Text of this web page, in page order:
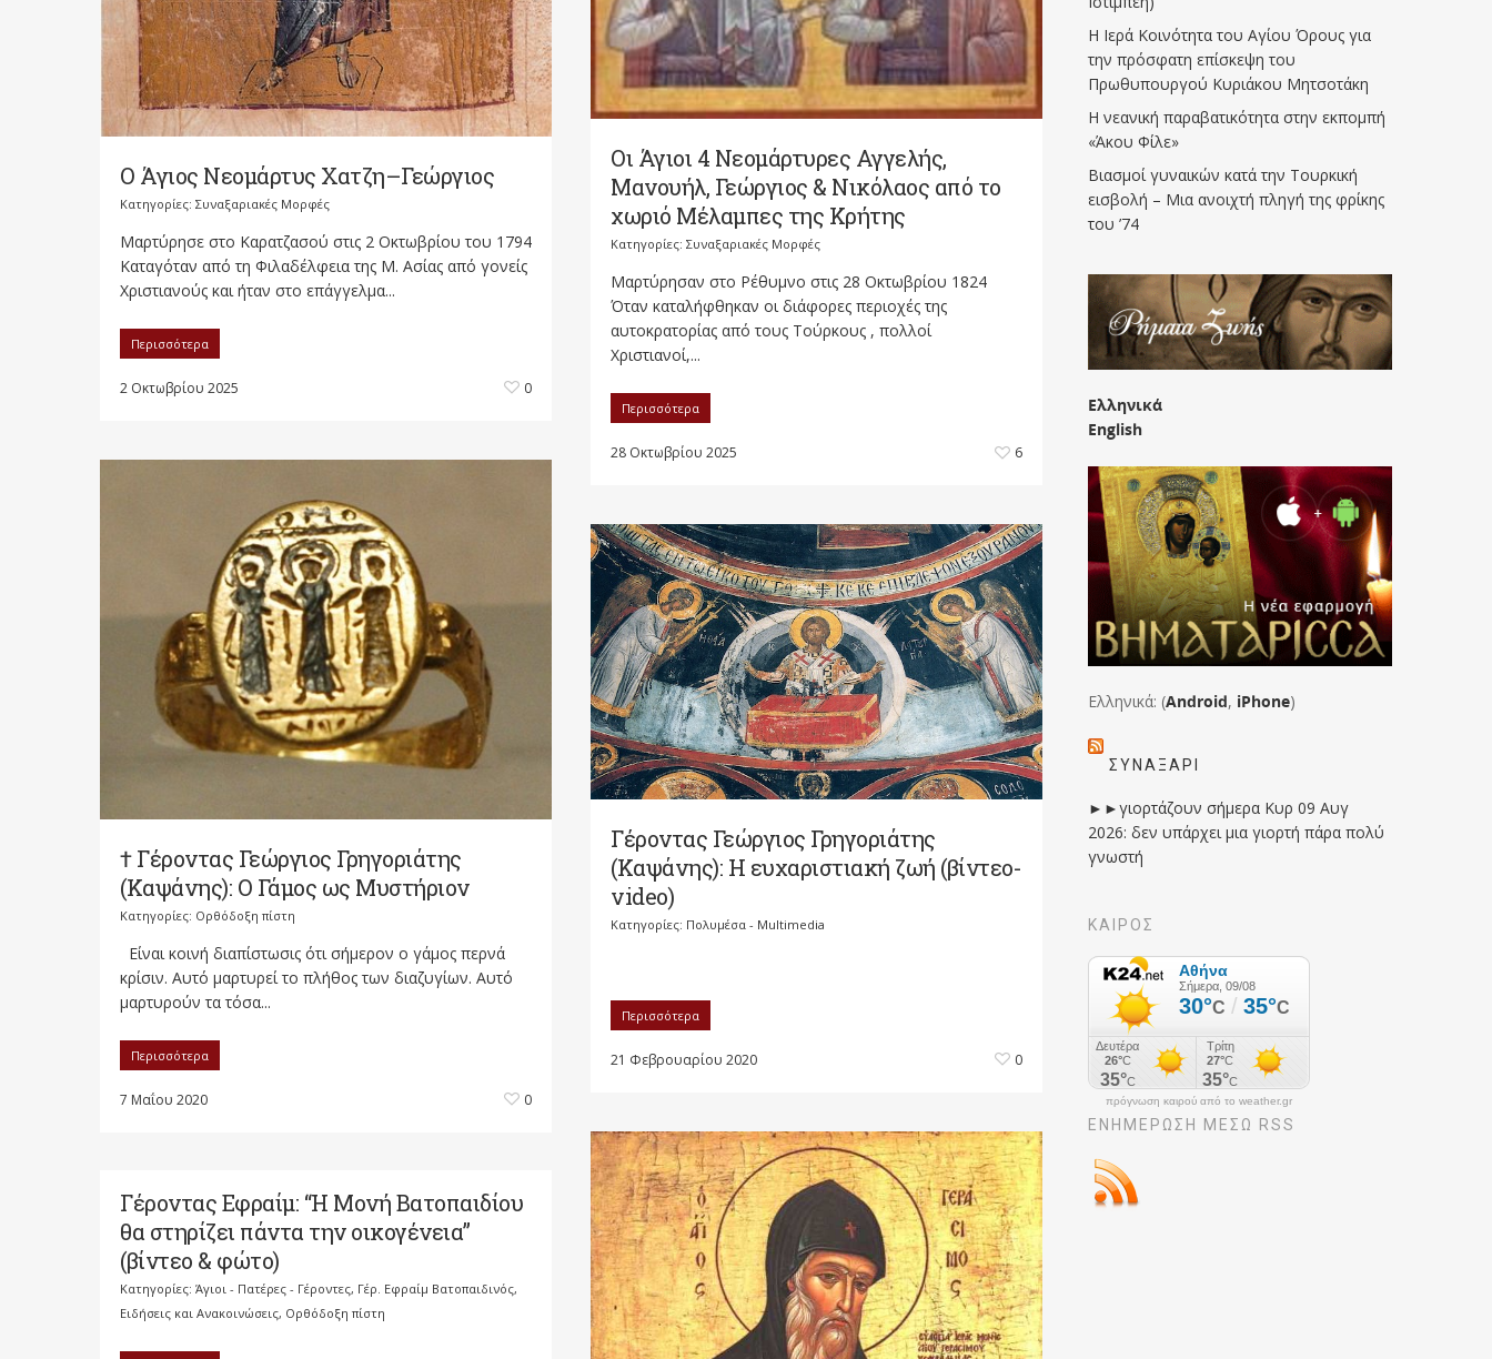
Οι Άγιοι 4 Νεομάρτυρες Αγγελής,
Μανουήλ, Γεώργιος & Νικόλαος από το
χωριό Μέλαμπες της Κρήτης
Κατηγορίες: Συναξαριακές Μορφές
Μαρτύρησαν στο Ρέθυμνο στις 28 Οκτωβρίου 1824
Όταν καταλήφθηκαν οι διάφορες περιοχές της
αυτοκρατορίας από τους Τούρκους , πολλοί
Χριστιανοί,...
Περισσότερα
28 Οκτωβρίου 2025 6
Ο Άγιος Νεομάρτυς Χατζη–Γεώργιος
Κατηγορίες: Συναξαριακές Μορφές
Μαρτύρησε στο Καρατζασού στις 2 Οκτωβρίου του 1794
Καταγόταν από τη Φιλαδέλφεια της Μ. Ασίας από γονείς
Χριστιανούς και ήταν στο επάγγελμα...
Περισσότερα
2 Οκτωβρίου 2025 0
† Γέροντας Γεώργιος Γρηγοριάτης
(Καψάνης): Ο Γάμος ως Μυστήριον
Κατηγορίες: Ορθόδοξη πίστη
Είναι κοινή διαπίστωσις ότι σήμερον ο γάμος περνά
κρίσιν. Αυτό μαρτυρεί το πλήθος των διαζυγίων. Αυτό
μαρτυρούν τα τόσα...
Περισσότερα
7 Μαΐου 2020 0
Γέροντας Γεώργιος Γρηγοριάτης
(Καψάνης): Η ευχαριστιακή ζωή (βίντεο-
video)
Κατηγορίες: Πολυμέσα - Multimedia
Περισσότερα
21 Φεβρουαρίου 2020 0
Γέροντας Εφραίμ: “Η Μονή Βατοπαιδίου
θα στηρίζει πάντα την οικογένεια”
(βίντεο & φώτο)
Κατηγορίες: Άγιοι - Πατέρες - Γέροντες, Γέρ. Εφραίμ Βατοπαιδινός,
Ειδήσεις και Ανακοινώσεις, Ορθόδοξη πίστη
Η Ιερά Κοινότητα του Αγίου Όρους για
την πρόσφατη επίσκεψη του
Πρωθυπουργού Κυριάκου Μητσοτάκη
Η νεανική παραβατικότητα στην εκπομπή
«Άκου Φίλε»
Βιασμοί γυναικών κατά την Τουρκική
εισβολή – Μια ανοιχτή πληγή της φρίκης
του ’74
Ελληνικά
English
Ελληνικά: (Android, iPhone)
ΣΥΝΑΞΆΡΙ
►►γιορτάζουν σήμερα Κυρ 09 Αυγ
2026: δεν υπάρχει μια γιορτή πάρα πολύ
γνωστή
ΚΑΙΡΟΣ
πρόγνωση καιρού από το weather.gr
ΕΝΗΜΈΡΩΣΉ ΜΕΣΩ RSS